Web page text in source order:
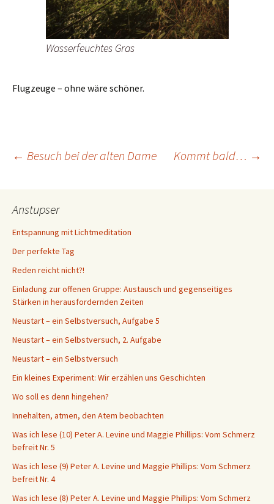
Wasserfeuchtes Gras
Flugzeuge – ohne wäre schöner.
Beitragsnavigation
← Besuch bei der alten Dame Kommt bald… →
Anstupser
Entspannung mit Lichtmeditation
Der perfekte Tag
Reden reicht nicht?!
Einladung zur offenen Gruppe: Austausch und gegenseitiges
Stärken in herausfordernden Zeiten
Neustart – ein Selbstversuch, Aufgabe 5
Neustart – ein Selbstversuch, 2. Aufgabe
Neustart – ein Selbstversuch
Ein kleines Experiment: Wir erzählen uns Geschichten
Wo soll es denn hingehen?
Innehalten, atmen, den Atem beobachten
Was ich lese (10) Peter A. Levine und Maggie Phillips: Vom Schmerz
befreit Nr. 5
Was ich lese (9) Peter A. Levine und Maggie Phillips: Vom Schmerz
befreit Nr. 4
Was ich lese (8) Peter A. Levine und Maggie Phillips: Vom Schmerz